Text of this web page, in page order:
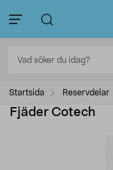
Startsida Reservdelar
Fjäder Cotech